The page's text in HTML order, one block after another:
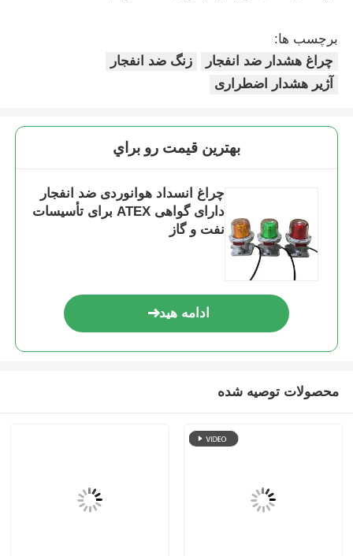
برچسب ها:
چراغ هشدار ضد انفجار
زنگ ضد انفجار
آژیر هشدار اضطراری
بهترين قيمت رو براي
چراغ انسداد هوانوردی ضد انفجار
دارای گواهی ATEX برای تأسیسات
نفت و گاز
ادامه هید
محصولات توصیه شده